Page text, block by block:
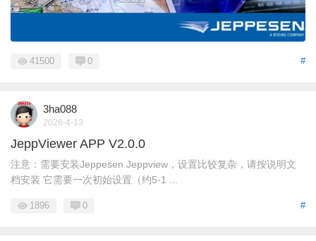
#
41500 0
3ha088
2026-4-13
JeppViewer APP V2.0.0
注意：需要安装Jeppesen Jeppview，设置比较复杂，请按说明文
档安装 它需要一次初始设置（约5-1 ...
#
1896 0